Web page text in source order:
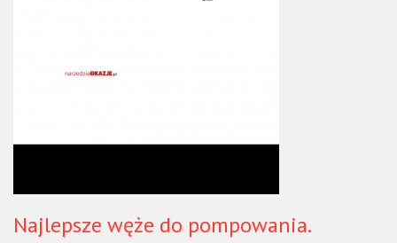
Najlepsze węże do pompowania.